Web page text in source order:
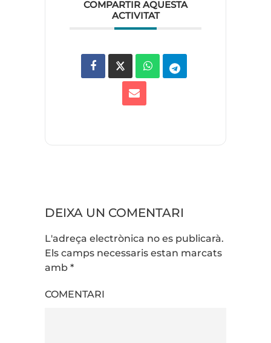
COMPARTIR AQUESTA
ACTIVITAT
DEIXA UN COMENTARI
L'adreça electrònica no es publicarà.
Els camps necessaris estan marcats
amb *
COMENTARI